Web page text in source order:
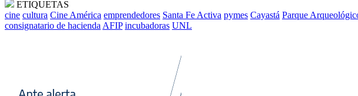
ETIQUETAS
cine cultura Cine América emprendedores Santa Fe Activa pymes Cayastá Parque
consignatario de hacienda AFIP incubadoras UNL